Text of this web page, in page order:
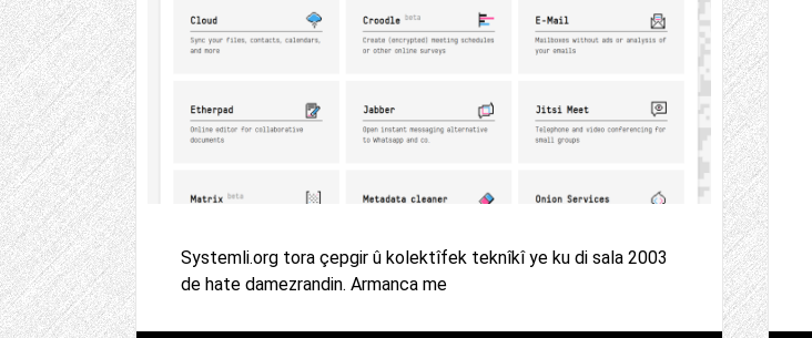
Systemli.org tora çepgir û kolektîfek teknîkî ye ku di sala 2003
de hate damezrandin. Armanca me